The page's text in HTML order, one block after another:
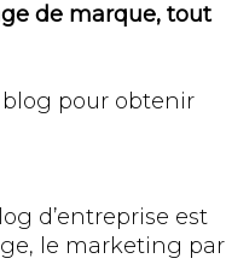
de marque, tout
pour obtenir
d’entreprise est
le marketing par